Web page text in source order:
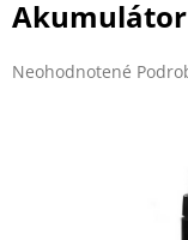
Akumulátor
Priemerné
Neohodnotené